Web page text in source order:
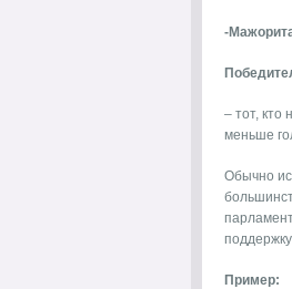
-
– тот, кто
меньше
Обычно
Пример: